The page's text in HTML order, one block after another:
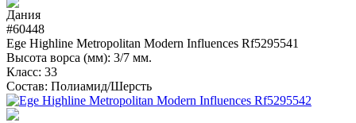
#60448
Ege Highline Metropolitan Modern Influences Rf5295541
Высота ворса (мм): 3/7 мм.
Класс: 33
Состав: Полиамид/Шерсть